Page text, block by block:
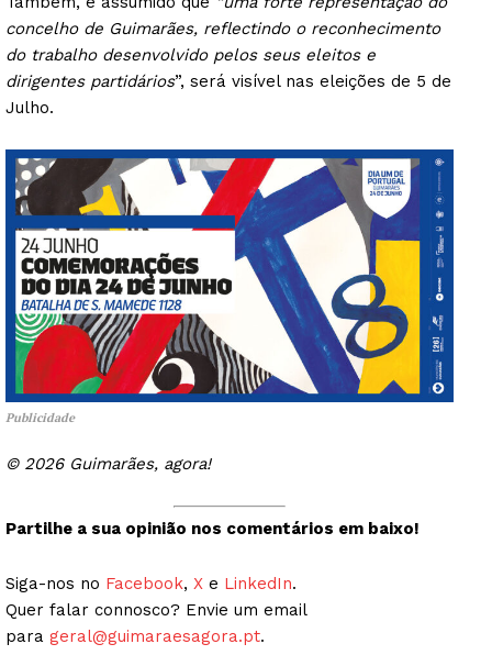
concelho de Guimarães, reflectindo o reconhecimento
do trabalho desenvolvido pelos seus eleitos e
dirigentes partidários”, será visível nas eleições de 5 de
Julho.
Publicidade
© 2026 Guimarães, agora!
Partilhe a sua opinião nos comentários em baixo!
Siga-nos no Facebook, X e LinkedIn.
Quer falar connosco? Envie um email
para geral@guimaraesagora.pt.